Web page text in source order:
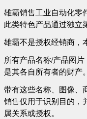
雄霸销售工业自动化零
此类特色产品通过独立
雄霸不是授权经销商，
所有产品名称/产品图
是其各自所有者的财产。
带有这些名称、图像、
销售仅用于识别目的，
属关系或授权。